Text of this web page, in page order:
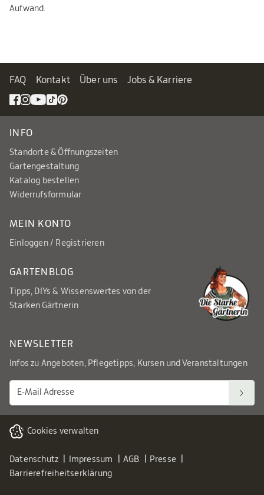
Aufwand.
FAQ Kontakt Über uns Jobs & Karriere
INFO
Standorte & Öffnungszeiten
Gartengestaltung
Katalog bestellen
Widerrufsformular
MEIN KONTO
Einloggen / Registrieren
GARTENBLOG
Tipps, DIYs & Wissenswertes von der
Starken Gärtnerin
NEWSLETTER
Infos zu Angeboten, Pflegetipps, Kursen und Veranstaltungen
Cookies verwalten
Datenschutz Impressum AGB
Presse
Barrierefreiheitserklärung